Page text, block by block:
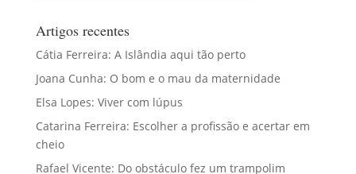
Artigos recentes
Cátia Ferreira: A Islândia aqui tão perto
Joana Cunha: O bom e o mau da maternidade
Elsa Lopes: Viver com lúpus
Catarina Ferreira: Escolher a profissão e acertar em
cheio
Rafael Vicente: Do obstáculo fez um trampolim